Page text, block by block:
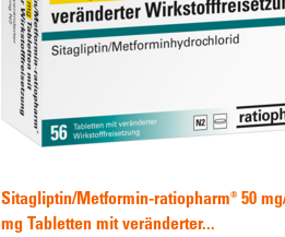
Sitagliptin/Metformin-ratiopharm® 50
mg Tabletten mit veränderter...